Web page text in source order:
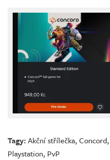
Tagy:Akční střílečka,Concord,
Playstation, PvP